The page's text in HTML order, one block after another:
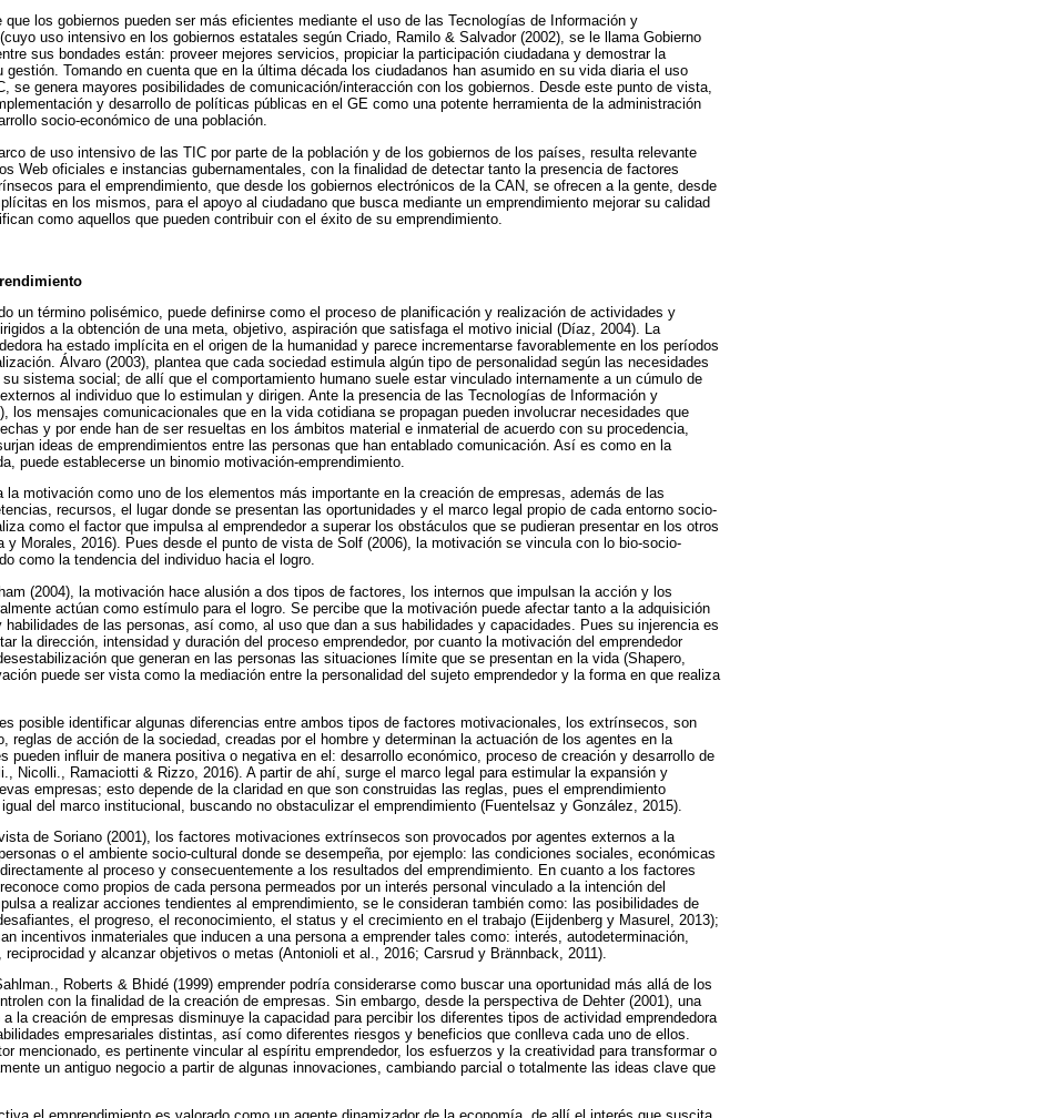
que los gobiernos pueden ser más eficientes mediante el uso de las Tecnologías de Información y
uso intensivo en los gobiernos estatales según Criado, Ramilo & Salvador (2002), se le llama Gobierno
sus bondades están: proveer mejores servicios, propiciar la participación ciudadana y demostrar la
gestión. Tomando en cuenta que en la última década los ciudadanos han asumido en su vida diaria el uso
se genera mayores posibilidades de comunicación/interacción con los gobiernos. Desde este punto de vista,
y desarrollo de políticas públicas en el GE como una potente herramienta de la administración
socio-económico de una población.
de uso intensivo de las TIC por parte de la población y de los gobiernos de los países, resulta relevante
Web oficiales e instancias gubernamentales, con la finalidad de detectar tanto la presencia de factores
para el emprendimiento, que desde los gobiernos electrónicos de la CAN, se ofrecen a la gente, desde
en los mismos, para el apoyo al ciudadano que busca mediante un emprendimiento mejorar su calidad
como aquellos que pueden contribuir con el éxito de su emprendimiento.
un término polisémico, puede definirse como el proceso de planificación y realización de actividades y
a la obtención de una meta, objetivo, aspiración que satisfaga el motivo inicial (Díaz, 2004). La
ha estado implícita en el origen de la humanidad y parece incrementarse favorablemente en los períodos
Álvaro (2003), plantea que cada sociedad estimula algún tipo de personalidad según las necesidades
sistema social; de allí que el comportamiento humano suele estar vinculado internamente a un cúmulo de
al individuo que lo estimulan y dirigen. Ante la presencia de las Tecnologías de Información y
los mensajes comunicacionales que en la vida cotidiana se propagan pueden involucrar necesidades que
y por ende han de ser resueltas en los ámbitos material e inmaterial de acuerdo con su procedencia,
ideas de emprendimientos entre las personas que han entablado comunicación. Así es como en la
puede establecerse un binomio motivación-emprendimiento.
la motivación como uno de los elementos más importante en la creación de empresas, además de las
recursos, el lugar donde se presentan las oportunidades y el marco legal propio de cada entorno socio-
como el factor que impulsa al emprendedor a superar los obstáculos que se pudieran presentar en los otros
y Morales, 2016). Pues desde el punto de vista de Solf (2006), la motivación se vincula con lo bio-socio-
como la tendencia del individuo hacia el logro.
(2004), la motivación hace alusión a dos tipos de factores, los internos que impulsan la acción y los
actúan como estímulo para el logro. Se percibe que la motivación puede afectar tanto a la adquisición
habilidades de las personas, así como, al uso que dan a sus habilidades y capacidades. Pues su injerencia es
la dirección, intensidad y duración del proceso emprendedor, por cuanto la motivación del emprendedor
que generan en las personas las situaciones límite que se presentan en la vida (Shapero,
puede ser vista como la mediación entre la personalidad del sujeto emprendedor y la forma en que realiza
posible identificar algunas diferencias entre ambos tipos de factores motivacionales, los extrínsecos, son
reglas de acción de la sociedad, creadas por el hombre y determinan la actuación de los agentes en la
pueden influir de manera positiva o negativa en el: desarrollo económico, proceso de creación y desarrollo de
Nicolli., Ramaciotti & Rizzo, 2016). A partir de ahí, surge el marco legal para estimular la expansión y
empresas; esto depende de la claridad en que son construidas las reglas, pues el emprendimiento
del marco institucional, buscando no obstaculizar el emprendimiento (Fuentelsaz y González, 2015).
de Soriano (2001), los factores motivaciones extrínsecos son provocados por agentes externos a la
o el ambiente socio-cultural donde se desempeña, por ejemplo: las condiciones sociales, económicas
al proceso y consecuentemente a los resultados del emprendimiento. En cuanto a los factores
como propios de cada persona permeados por un interés personal vinculado a la intención del
a realizar acciones tendientes al emprendimiento, se le consideran también como: las posibilidades de
el progreso, el reconocimiento, el status y el crecimiento en el trabajo (Eijdenberg y Masurel, 2013);
incentivos inmateriales que inducen a una persona a emprender tales como: interés, autodeterminación,
reciprocidad y alcanzar objetivos o metas (Antonioli et al., 2016; Carsrud y Brännback, 2011).
Roberts & Bhidé (1999) emprender podría considerarse como buscar una oportunidad más allá de los
con la finalidad de la creación de empresas. Sin embargo, desde la perspectiva de Dehter (2001), una
la creación de empresas disminuye la capacidad para percibir los diferentes tipos de actividad emprendedora
empresariales distintas, así como diferentes riesgos y beneficios que conlleva cada uno de ellos.
mencionado, es pertinente vincular al espíritu emprendedor, los esfuerzos y la creatividad para transformar o
un antiguo negocio a partir de algunas innovaciones, cambiando parcial o totalmente las ideas clave que